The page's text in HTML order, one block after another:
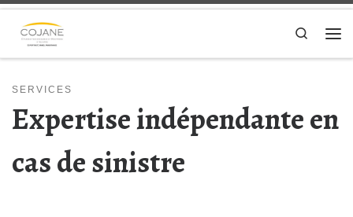
Passer au contenu
Search
SERVICES
Expertise indépendante en
cas de sinistre